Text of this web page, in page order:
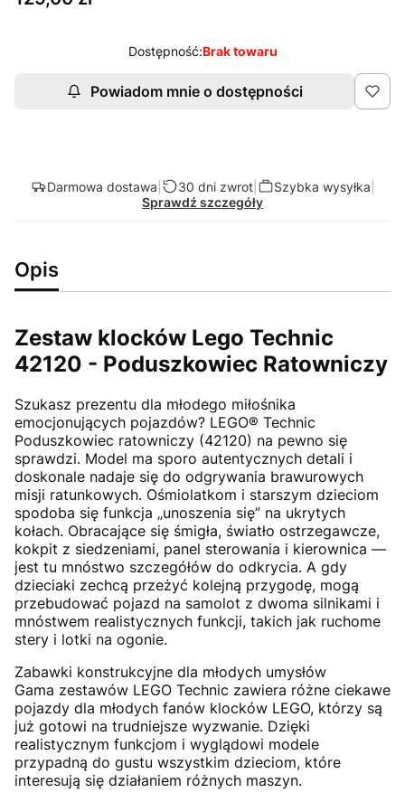
Dostępność:Brak towaru
Powiadom mnie o dostępności
Darmowa dostawa 30 dni zwrot| Szybka wysyłka
Sprawdź szczegóły
Opis
Zestaw klocków Lego Technic
42120 - Poduszkowiec Ratowniczy
Szukasz prezentu dla młodego miłośnika
emocjonujących pojazdów? LEGO® Technic
Poduszkowiec ratowniczy (42120) na pewno się
sprawdzi. Model ma sporo autentycznych detali i
doskonale nadaje się do odgrywania brawurowych
misji ratunkowych. Ośmiolatkom i starszym dzieciom
spodoba się funkcja „unoszenia się” na ukrytych
kołach. Obracające się śmigła, światło ostrzegawcze,
kokpit z siedzeniami, panel sterowania i kierownica —
jest tu mnóstwo szczegółów do odkrycia. A gdy
dzieciaki zechcą przeżyć kolejną przygodę, mogą
przebudować pojazd na samolot z dwoma silnikami i
mnóstwem realistycznych funkcji, takich jak ruchome
stery i lotki na ogonie.
Zabawki konstrukcyjne dla młodych umysłów
Gama zestawów LEGO Technic zawiera różne ciekawe
pojazdy dla młodych fanów klocków LEGO, którzy są
już gotowi na trudniejsze wyzwanie. Dzięki
realistycznym funkcjom i wyglądowi modele
przypadną do gustu wszystkim dzieciom, które
interesują się działaniem różnych maszyn.